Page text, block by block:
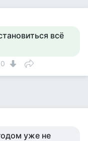
всё
0
уже не